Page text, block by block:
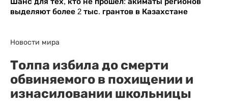
выделяют более 2 тыс. грантов в Казахстане
Новости мира
Толпа избила до смерти
обвиняемого в похищении и
изнасиловании школьницы